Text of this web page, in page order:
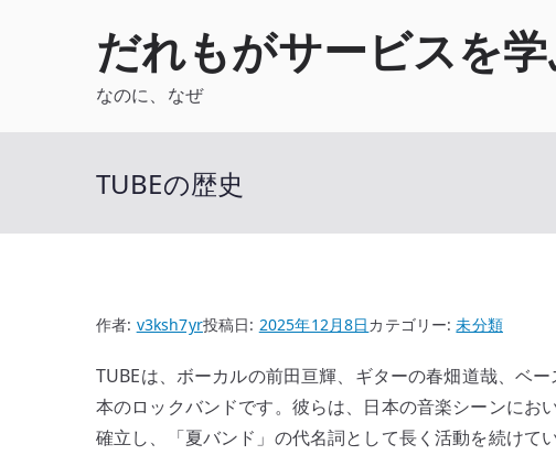
だれもがサービスを
なのに、なぜ
TUBEの歴史
作者: v3ksh7yr投稿日: 2025年12月8日カテゴリー:未分類
TUBEは、ボーカルの前田亘輝、ギターの春畑道哉、ベ
本のロックバンドです。彼らは、日本の音楽シーンにお
確立し、「夏バンド」の代名詞として長く活動を続けてい